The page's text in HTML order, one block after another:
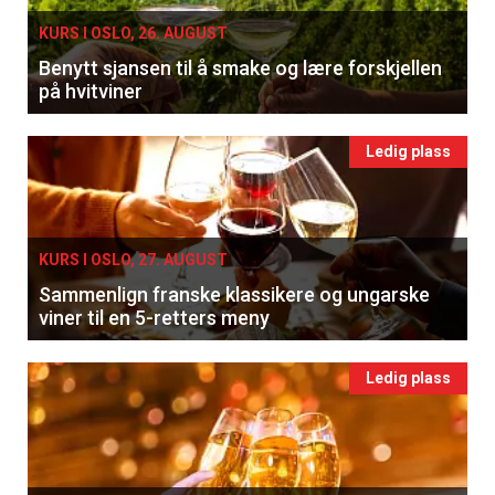
KURS I OSLO, 26. AUGUST
Benytt sjansen til å smake og lære forskjellen
på hvitviner
Ledig plass
KURS I OSLO, 27. AUGUST
Sammenlign franske klassikere og ungarske
viner til en 5-retters meny
Ledig plass